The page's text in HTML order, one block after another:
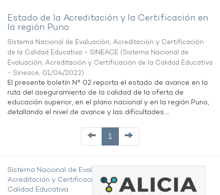
Estado de la Acreditación y la Certificación en
la región Puno
Sistema Nacional de Evaluación, Acreditación y Certificación
de la Calidad Educativa - SINEACE (Sistema Nacional de
Evaluación, Acreditación y Certificación de la Calidad Educativa
- Sineace, 01/04/2022)
El presente boletín N° 02 reporta el estado de avance en la
ruta del aseguramiento de la calidad de la oferta de
educación superior, en el plano nacional y en la región Puno,
detallando el nivel de avance y las dificultades ...
1
Sistema Nacional de Evaluación,
Acreditación y Certificación de la
Calidad Educativa